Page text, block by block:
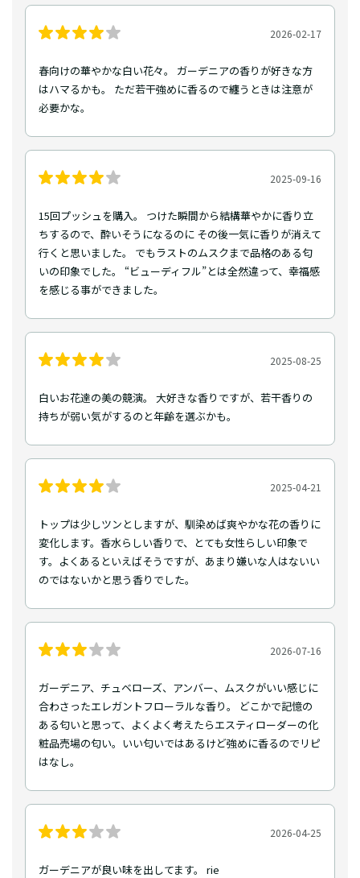
2026-02-17
春向けの華やかな白い花々。 ガーデニアの香りが好きな方
はハマるかも。 ただ若干強めに香るので纏うときは注意が
必要かな。
2025-09-16
15回プッシュを購入。 つけた瞬間から結構華やかに香り立
ちするので、酔いそうになるのに その後一気に香りが消えて
行くと思いました。 でもラストのムスクまで品格のある匂
いの印象でした。 “ビューディフル”とは全然違って、幸福感
を感じる事ができました。
2025-08-25
白いお花達の美の競演。 大好きな香りですが、若干香りの
持ちが弱い気がするのと年齢を選ぶかも。
2025-04-21
トップは少しツンとしますが、馴染めば爽やかな花の香りに
変化します。香水らしい香りで、とても女性らしい印象で
す。よくあるといえばそうですが、あまり嫌いな人はないい
のではないかと思う香りでした。
2026-07-16
ガーデニア、チュベローズ、アンバー、ムスクがいい感じに
合わさったエレガントフローラルな香り。 どこかで記憶の
ある匂いと思って、よくよく考えたらエスティローダーの化
粧品売場の匂い。いい匂いではあるけど強めに香るのでリピ
はなし。
2026-04-25
ガーデニアが良い味を出してます。 rie